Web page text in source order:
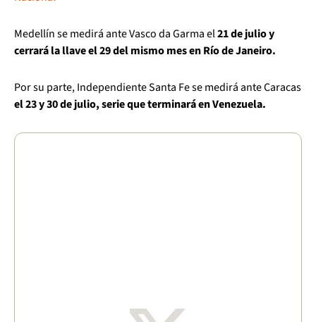
Medellín se medirá ante Vasco da Garma el21 de julio y
cerrará la llave el 29 del mismo mes en Río de Janeiro.
Por su parte, Independiente Santa Fe se medirá ante Caracas
el 23 y 30 de julio, serie que terminará en Venezuela.